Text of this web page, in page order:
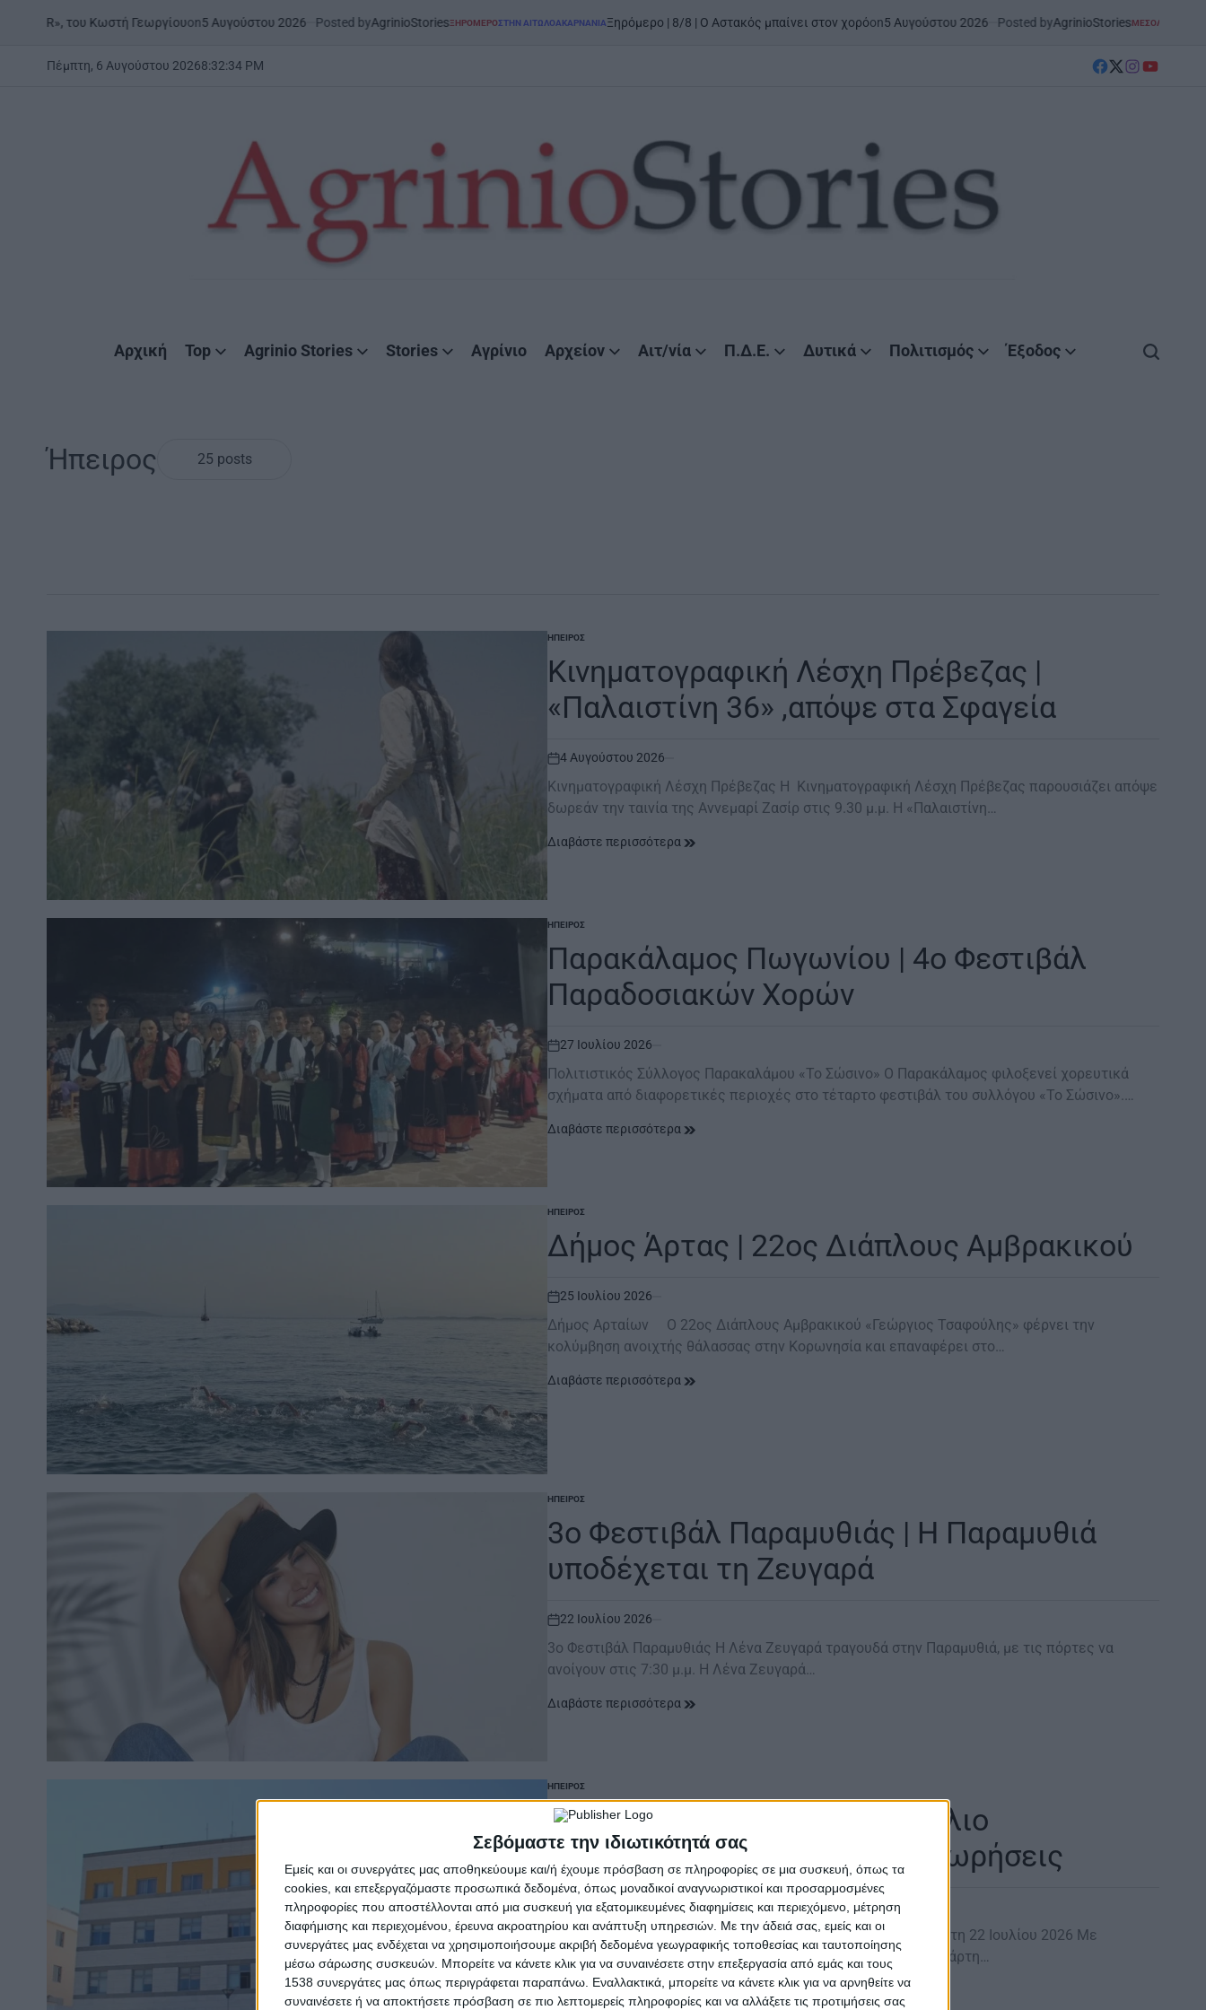
Σεβόμαστε την ιδιωτικότητά σας
Εμείς και οι συνεργάτες μας αποθηκεύουμε και/ή έχουμε πρόσβαση σε πληροφορίες σε μια συσκευή, όπως τα
cookies, και επεξεργαζόμαστε προσωπικά δεδομένα, όπως μοναδικοί αναγνωριστικοί και προσαρμοσμένες
πληροφορίες που αποστέλλονται από μια συσκευή για εξατομικευμένες διαφημίσεις και περιεχόμενο, μέτρηση
διαφήμισης και περιεχομένου, έρευνα ακροατηρίου και ανάπτυξη υπηρεσιών. Με την άδειά σας, εμείς και οι
συνεργάτες μας ενδέχεται να χρησιμοποιήσουμε ακριβή δεδομένα γεωγραφικής τοποθεσίας και ταυτοποίησης
μέσω σάρωσης συσκευών. Μπορείτε να κάνετε κλικ για να συναινέσετε στην επεξεργασία από εμάς και τους
1538 συνεργάτες μας όπως περιγράφεται παραπάνω. Εναλλακτικά, μπορείτε να κάνετε κλικ για να αρνηθείτε να
συναινέσετε ή να αποκτήσετε πρόσβαση σε πιο λεπτομερείς πληροφορίες και να αλλάξετε τις προτιμήσεις σας
Κωστή Γεωργίουon5 Αυγούστου 2026 Posted byAgrinioStoriesPOSTED
ΞΗΡΟΜΕΡΟΣΤΗΝ ΑΙΤΩΛΟΑΚΑΡΝΑΝΊΑΞηρόμερο | 8/8 | Ο Αστακός μπαίνει στον χορόon5 Αυγούστου 2026 Posted byAgrinioStoriesPOSTED
ΜΕΣΟΛΌΓΓΙΣΤΗΝ
Πέμπτη, 6 Αυγούστου 20268:32:35 PM
facebook
Twitter
instagram
YouTube
Αρχική Top Agrinio Stories Stories Αγρίνιο Αρχείον Αιτ/νία Π.Δ.Ε. Δυτικά Πολιτισμός Έξοδος
Ήπειρος 25 posts
POSTED
ΉΠΕΙΡΟΣ
Κινηματογραφική Λέσχη Πρέβεζας |
«Παλαιστίνη 36» ,απόψε στα Σφαγεία
on
4 Αυγούστου 2026
Κινηματογραφική Λέσχη Πρέβεζας Η Κινηματογραφική Λέσχη Πρέβεζας παρουσιάζει απόψε
δωρεάν την ταινία της Αννεμαρί Ζασίρ στις 9.30 μ.μ. Η «Παλαιστίνη…
Διαβάστε περισσότερα
POSTED
ΉΠΕΙΡΟΣ
Παρακάλαμος Πωγωνίου | 4ο Φεστιβάλ
Παραδοσιακών Χορών
on
27 Ιουλίου 2026
Πολιτιστικός Σύλλογος Παρακαλάμου «Το Σώσινο» Ο Παρακάλαμος φιλοξενεί χορευτικά
σχήματα από διαφορετικές περιοχές στο τέταρτο φεστιβάλ του συλλόγου «Το Σώσινο».…
Διαβάστε περισσότερα
POSTED
ΉΠΕΙΡΟΣ
Δήμος Άρτας | 22ος Διάπλους Αμβρακικού
on
25 Ιουλίου 2026
Δήμος Αρταίων Ο 22ος Διάπλους Αμβρακικού «Γεώργιος Τσαφούλης» φέρνει την
κολύμβηση ανοιχτής θάλασσας στην Κορωνησία και επαναφέρει στο…
Διαβάστε περισσότερα
POSTED
ΉΠΕΙΡΟΣ
3ο Φεστιβάλ Παραμυθιάς | Η Παραμυθιά
υποδέχεται τη Ζευγαρά
on
22 Ιουλίου 2026
3ο Φεστιβάλ Παραμυθιάς Η Λένα Ζευγαρά τραγουδά στην Παραμυθιά, με τις πόρτες να
ανοίγουν στις 7:30 μ.μ. Η Λένα Ζευγαρά…
Διαβάστε περισσότερα
POSTED
IN
ΉΠΕΙΡΟΣ
Δήμος Αρταίων | Στο Συμβούλιο
αντλησιοταμίευση και παραχωρήσεις
on
21 Ιουλίου 2026
Επίκαιρα Δεκατρία θέματα στο Συμβούλιο Αρταίων την Τετάρτη 22 Ιουλίου 2026 Με
δεκατρία θέματα στην ημερήσια διάταξη συνεδριάζει την Τετάρτη…
Διαβάστε περισσότερα